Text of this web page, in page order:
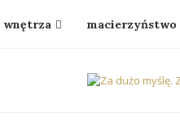
wnętrza macierzyństwo